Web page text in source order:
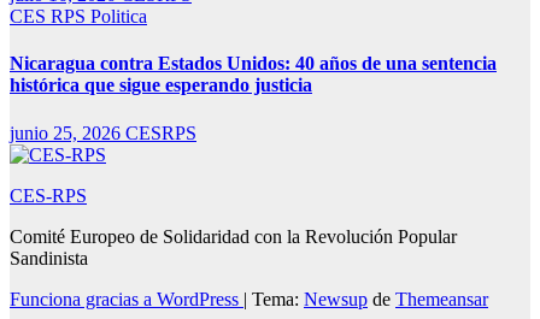
CES RPS Politica
Nicaragua contra Estados Unidos: 40 años de una sentencia
histórica que sigue esperando justicia
junio 25, 2026 CESRPS
CES-RPS
Comité Europeo de Solidaridad con la Revolución Popular
Sandinista
Funciona gracias a WordPress | Tema: Newsup de Themeansar